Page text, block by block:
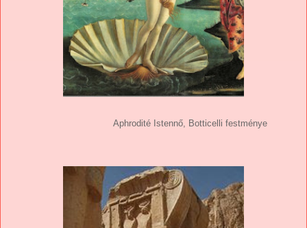
Aphrodité Istennő, Botticelli festménye